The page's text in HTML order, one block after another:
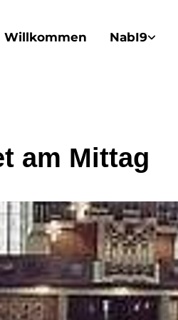
Willkommen NabI9
am Mittag